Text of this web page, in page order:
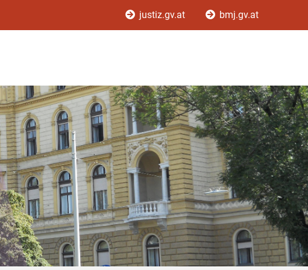
justiz.gv.at bmj.gv.at